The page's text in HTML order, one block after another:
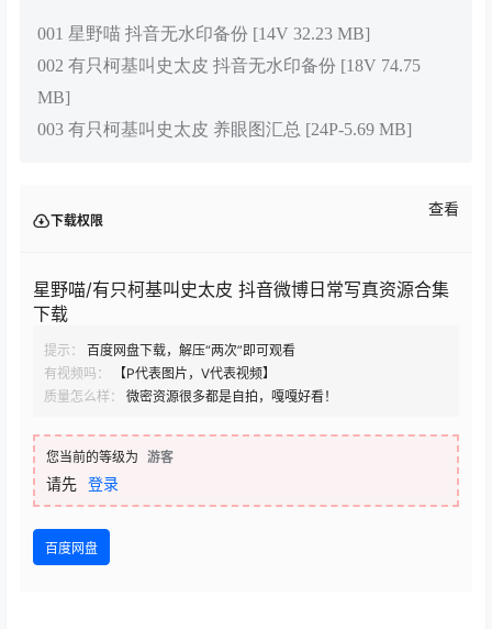
001 星野喵 抖音无水印备份 [14V 32.23 MB]
002 有只柯基叫史太皮 抖音无水印备份 [18V 74.75
MB]
003 有只柯基叫史太皮 养眼图汇总 [24P-5.69 MB]
下载权限
查看
星野喵/有只柯基叫史太皮 抖音微博日常写真资源合集
下载
提示：
百度网盘下载，解压“两次”即可观看
有视频吗：
【P代表图片，V代表视频】
质量怎么样：
微密资源很多都是自拍，嘎嘎好看！
您当前的等级为 游客
请先 登录
百度网盘